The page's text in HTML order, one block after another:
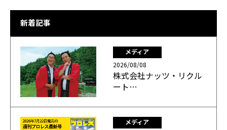
新着記事
メディア
2026/08/08
株式会社ナッツ・リクル
ート…
メディア